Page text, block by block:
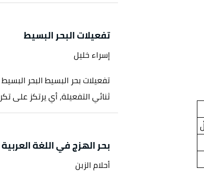
تفعيلات البحر البسيط
إسراء خليل
تفعيلات بحر البسيط البحر
ثنائي التفعيلة، أي يرتكز على
بحر الهزج في اللغة العربية
أحلام الزبن